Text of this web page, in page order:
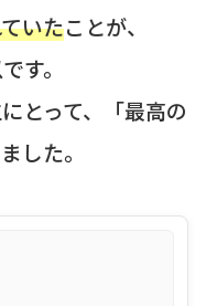
いたことが、
す。
とって、「最高の
した。